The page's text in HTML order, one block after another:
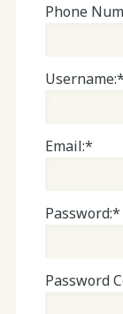
Phone
Username:*
Email:*
Password:*
Password